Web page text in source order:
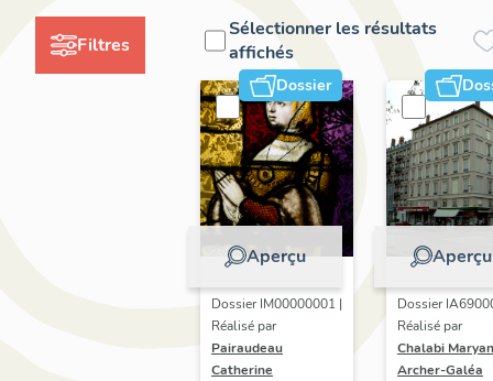
Filtres
Sélectionner les résultats
affichés
Dossier
Aperçu
Dossier IM00000001 |
Réalisé par
Pairaudeau
Catherine
Aperçu
Dossier
Réalisé par
Chalabi
Archer-Galéa